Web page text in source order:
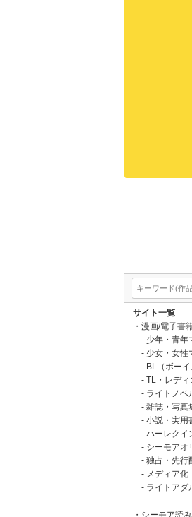
サイト一覧
漫画/電子書
少年・青年
少女・女性
BL（ボーイ
TL・レディ
ライトノベ
雑誌・写真
小説・実用
ハーレクイ
シーモアオ
独占・先行
メディア化
ライトアダ
シーモア読